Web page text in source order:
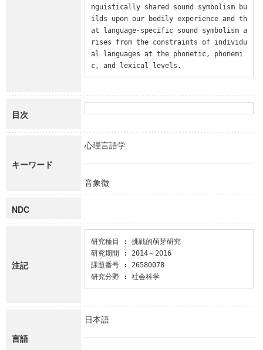
nguistically shared sound symbolism bu
ilds upon our bodily experience and th
at language-specific sound symbolism a
rises from the constraints of individu
al languages at the phonetic, phonemi
c, and lexical levels.
目次
キーワード
心理言語学
音象徴
NDC
注記
研究種目 : 挑戦的萌芽研究
研究期間 : 2014～2016
課題番号 : 26580078
研究分野 : 社会科学
言語
日本語